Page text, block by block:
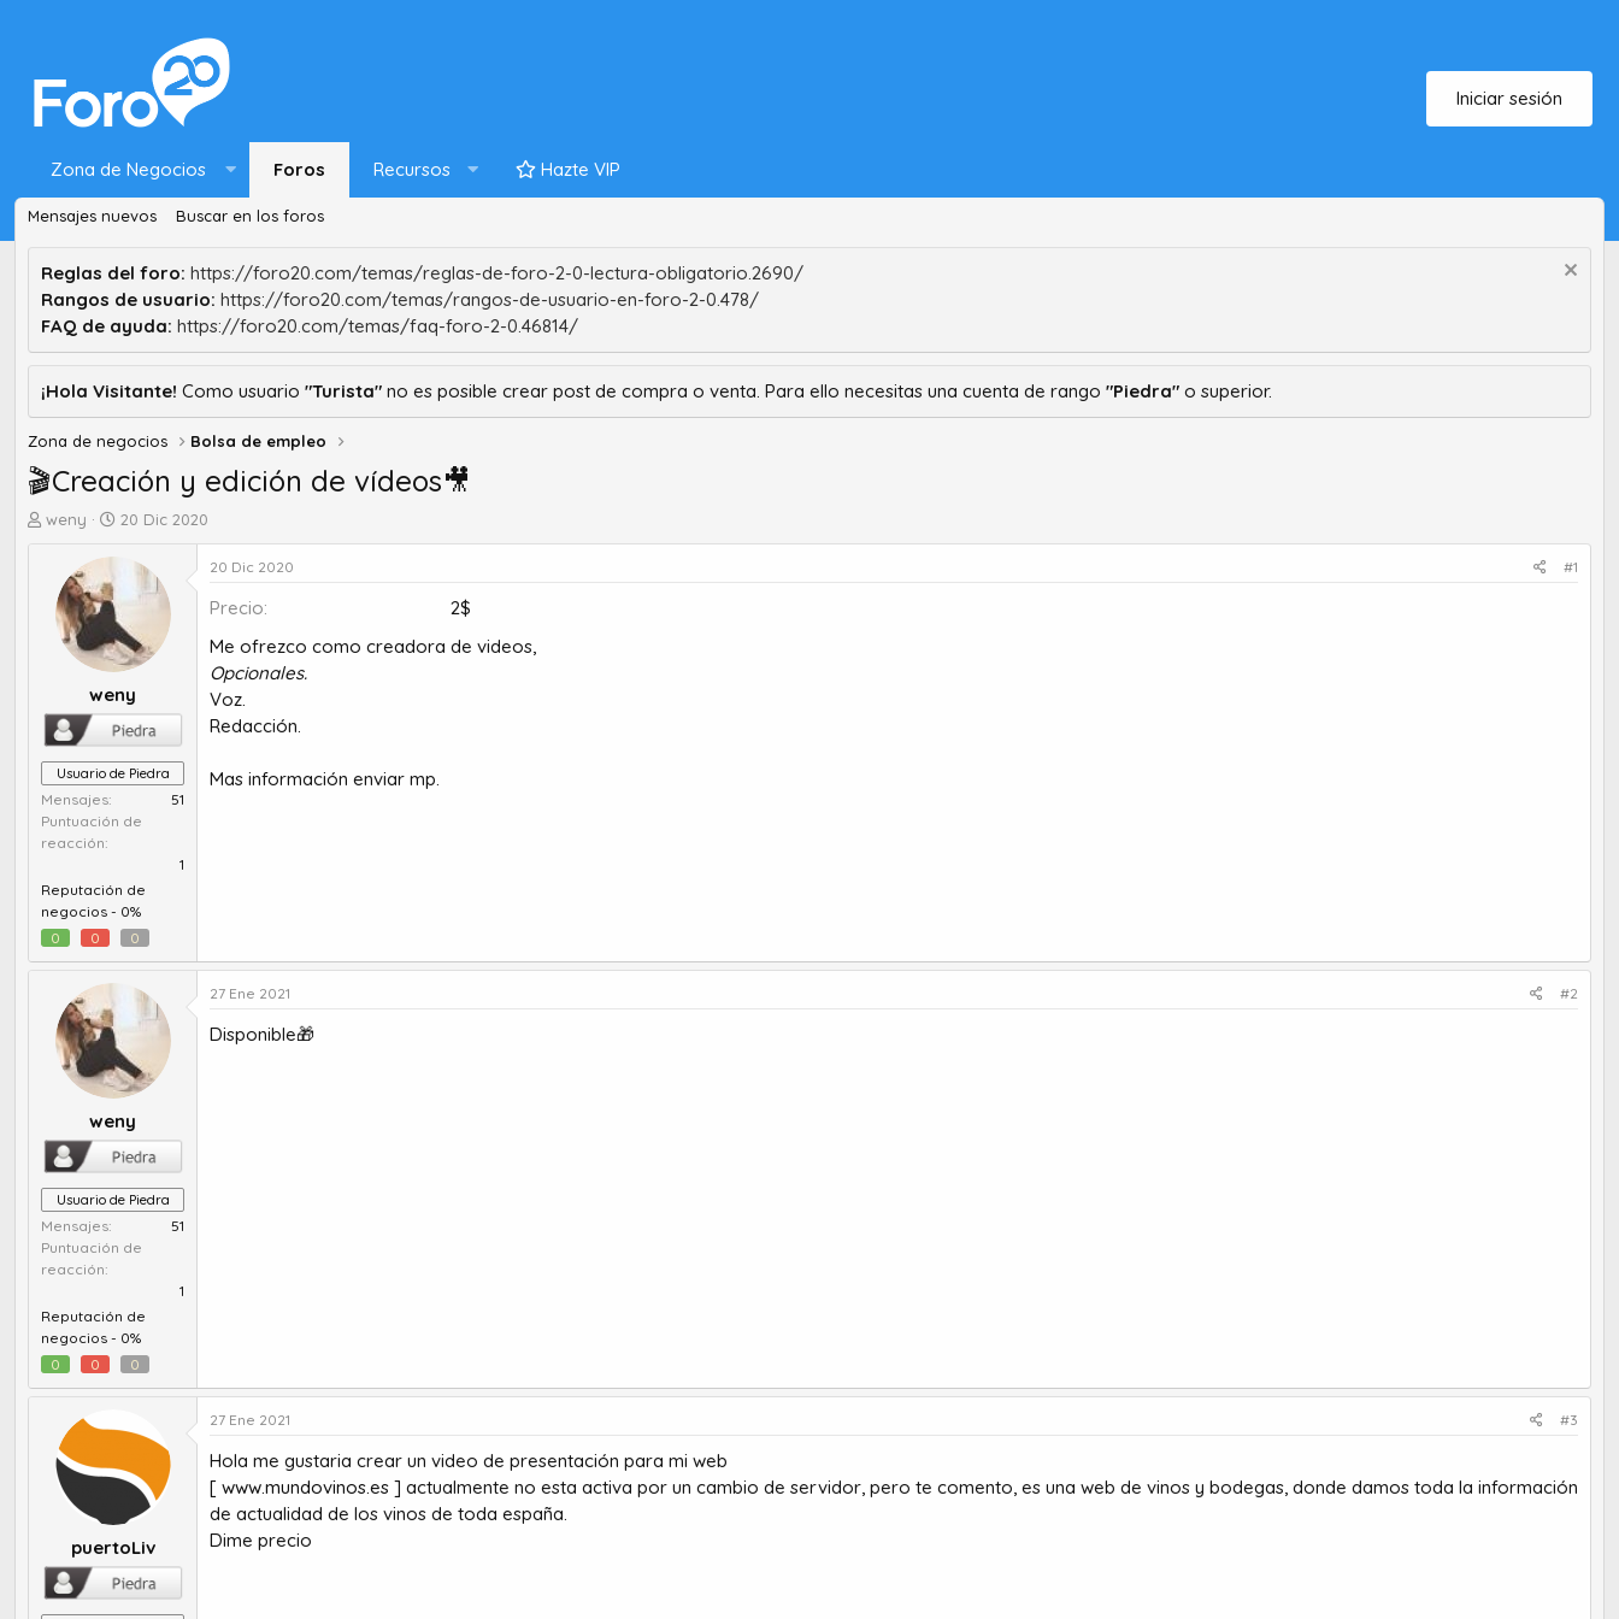
Iniciar sesión
Zona de Negocios Foros Recursos Hazte VIP
Mensajes nuevos Buscar en los foros
Reglas del foro: https://foro20.com/temas/reglas-de-foro-2-0-lectura-obligatorio.2690/
Rangos de usuario: https://foro20.com/temas/rangos-de-usuario-en-foro-2-0.478/
FAQ de ayuda: https://foro20.com/temas/faq-foro-2-0.46814/
¡Hola Visitante! Como usuario "Turista" no es posible crear post de compra o venta. Para ello necesitas una cuenta de rango "Piedra" o superior.
Zona de negocios Bolsa de empleo
🎬Creación y edición de vídeos🎥
A
m
a
weny
F
d
e
n
i
c
i
20 Dic 2020
weny
Usuario de Piedra
Mensajes
51
Puntuación de
reacción
1
Reputación de
negocios - 0%
0
0 0
20 Dic 2020 #1
Precio
2$
Me ofrezco como creadora de videos,
Opcionales.
Voz.
Redacción.
Mas información enviar mp.
weny
Usuario de Piedra
Mensajes
51
Puntuación de
reacción
1
Reputación de
negocios - 0%
0
0 0
27 Ene 2021 #2
Disponible🎁
puertoLiv
27 Ene 2021 #3
Hola me gustaria crear un video de presentación para mi web
[ www.mundovinos.es ] actualmente no esta activa por un cambio de servidor, pero te comento, es una web de vinos y bodegas, donde damos toda la información
de actualidad de los vinos de toda españa.
Dime precio